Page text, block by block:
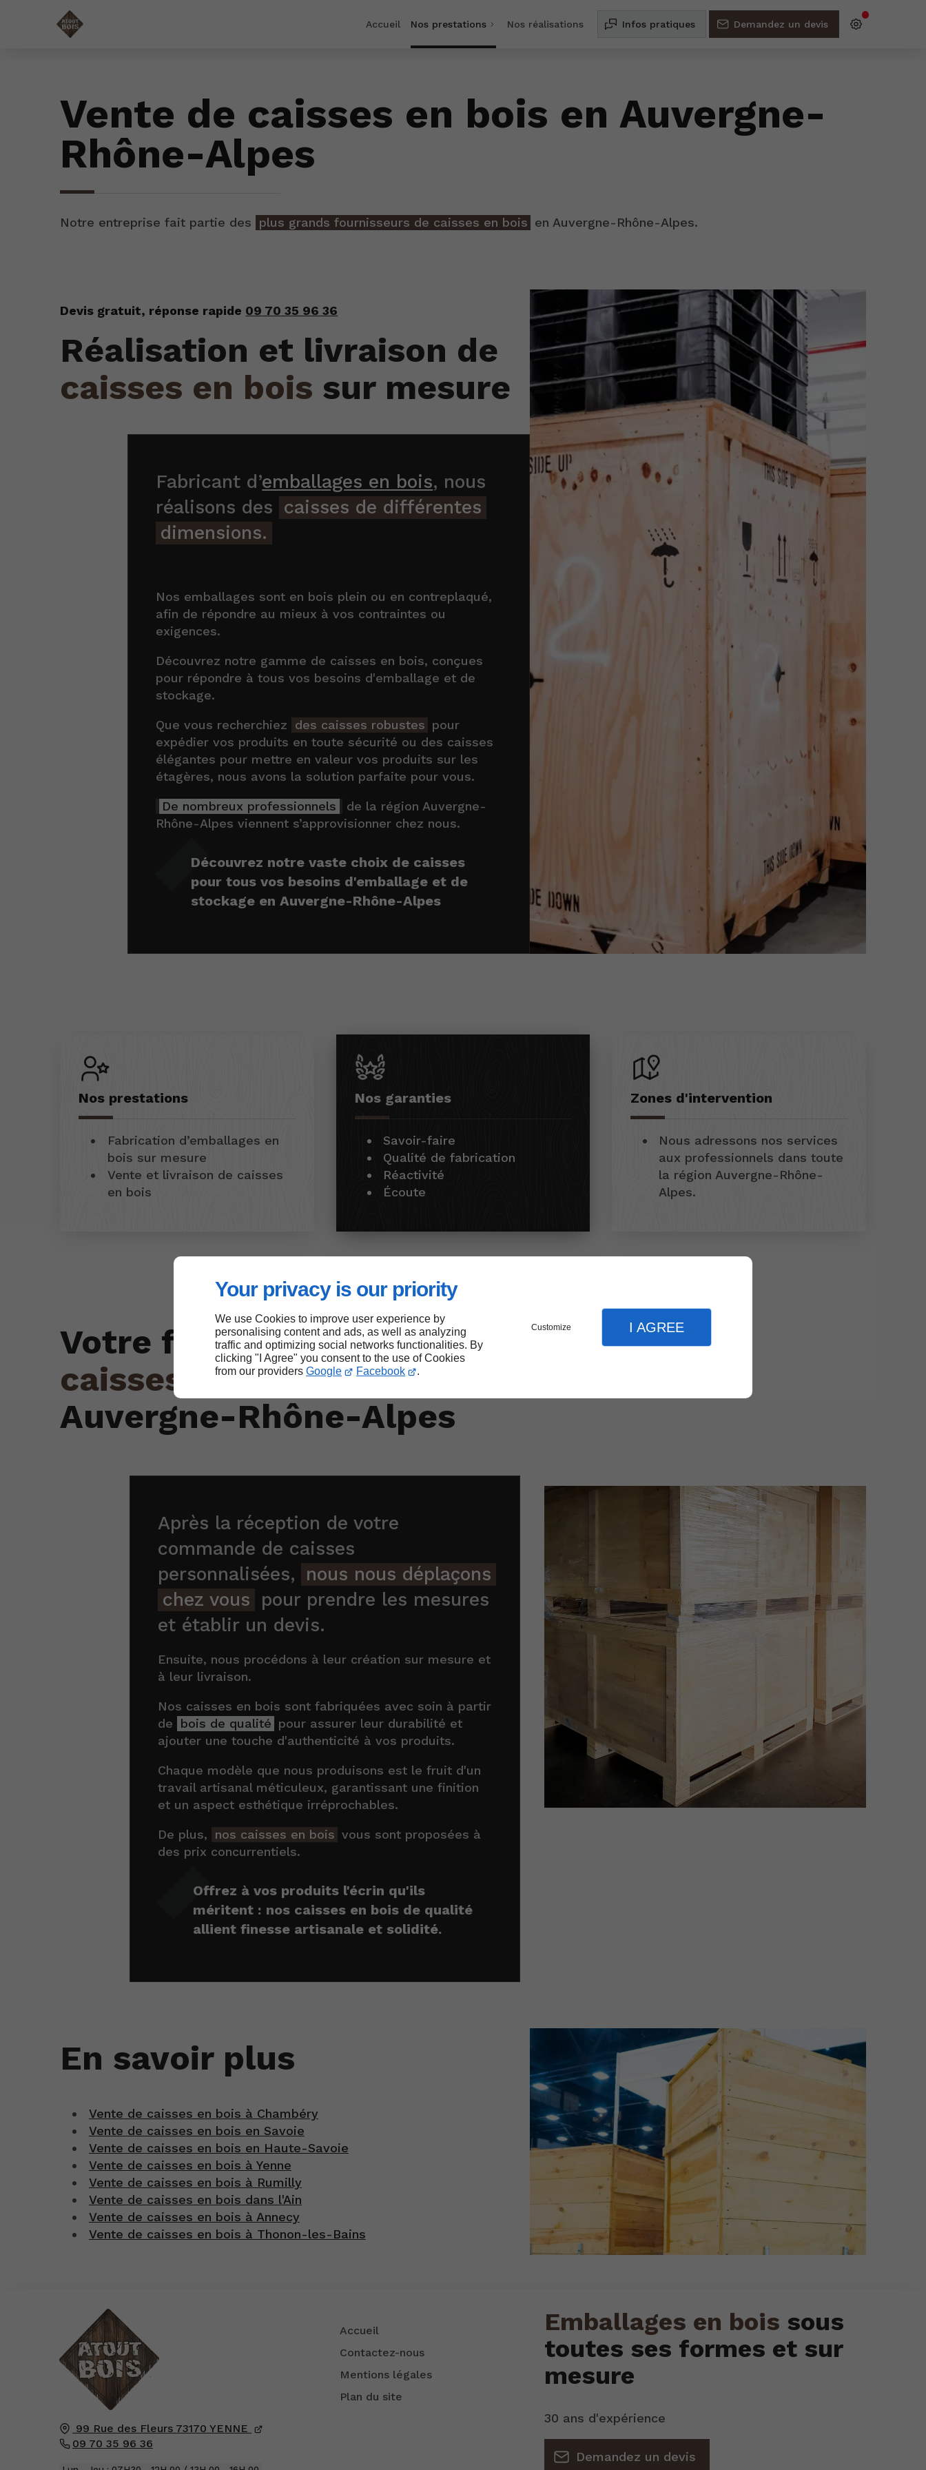
Your privacy is our priority
We use Cookies to improve user experience by
personalising content and ads, as well as analyzing
traffic and optimizing social networks functionalities. By
clicking "I Agree" you consent to the use of Cookies
from our providers Google Facebook .
Customize I AGREE
Accueil Nos prestations Nos réalisations Infos pratiques Demandez un devis
Vente de caisses en bois en Auvergne-
Rhône-Alpes
Notre entreprise fait partie des plus grands fournisseurs de caisses en bois en Auvergne-Rhône-Alpes.
Devis gratuit, réponse rapide 09 70 35 96 36
Réalisation et livraison de
caisses en bois sur mesure
Fabricant d’emballages en bois, nous
réalisons des caisses de différentes
dimensions.
Nos emballages sont en bois plein ou en contreplaqué,
afin de répondre au mieux à vos contraintes ou
exigences.
Découvrez notre gamme de caisses en bois, conçues
pour répondre à tous vos besoins d'emballage et de
stockage.
Que vous recherchiez des caisses robustes pour
expédier vos produits en toute sécurité ou des caisses
élégantes pour mettre en valeur vos produits sur les
étagères, nous avons la solution parfaite pour vous.
De nombreux professionnels
de la région Auvergne-
Rhône-Alpes viennent s’approvisionner chez nous.
Découvrez notre vaste choix de caisses
pour tous vos besoins d'emballage et de
stockage en Auvergne-Rhône-Alpes
Nos prestations
Fabrication d’emballages en
bois sur mesure
Vente et livraison de caisses
en bois
Nos garanties
Savoir-faire
Qualité de fabrication
Réactivité
Écoute
Zones d'intervention
Nous adressons nos services
aux professionnels dans toute
la région Auvergne-Rhône-
Alpes.
Votre fournisseur de
caisses en boisen
Auvergne-Rhône-Alpes
Après la réception de votre
commande de caisses
personnalisées, nous nous déplaçons
chez vous pour prendre les mesures
et établir un devis.
Ensuite, nous procédons à leur création sur mesure et
à leur livraison.
Nos caisses en bois sont fabriquées avec soin à partir
de
bois de qualité pour assurer leur durabilité et
ajouter une touche d'authenticité à vos produits.
Chaque modèle que nous produisons est le fruit d'un
travail artisanal méticuleux, garantissant une finition
et un aspect esthétique irréprochables.
De plus, nos caisses en bois vous sont proposées à
des prix concurrentiels.
Offrez à vos produits l'écrin qu'ils
méritent : nos caisses en bois de qualité
allient finesse artisanale et solidité.
En savoir plus
Vente de caisses en bois à Chambéry
Vente de caisses en bois en Savoie
Vente de caisses en bois en Haute-Savoie
Vente de caisses en bois à Yenne
Vente de caisses en bois à Rumilly
Vente de caisses en bois dans l'Ain
Vente de caisses en bois à Annecy
Vente de caisses en bois à Thonon-les-Bains
99 Rue des Fleurs 73170 YENNE
09 70 35 96 36
Accueil
Contactez-nous
Mentions légales
Plan du site
Emballages en bois sous
toutes ses formes et sur
mesure
30 ans d'expérience
Demandez un devis